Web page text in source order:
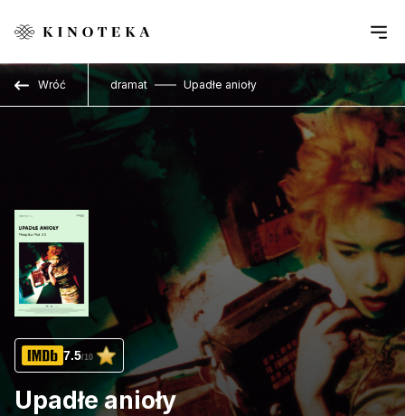
Wróć dramat Upadłe anioły
7.5/10
Upadłe anioły